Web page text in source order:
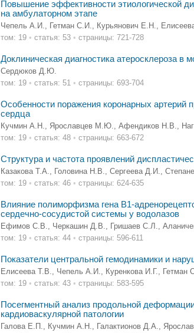
Повышение эффективности этиологической
на амбулаторном этапе
Чепель А.И., Гетман С.И., Курьянович Е.Н.,
том: 19 • статья: 53 • страницы: 721-728
Доклиническая диагностика атеросклероза в
Сердюков Д.Ю.
том: 19 • статья: 51 • страницы: 693-704
Особенности поражения коронарных артерий
сердца
Кучмин А.Н., Ярославцев М.Ю., Афендиков Н.В.,
том: 19 • статья: 48 • страницы: 663-672
Структура и частота проявлений
Казакова Т.А., Головина Н.В., Сергеева Д.И.,
том: 19 • статья: 46 • страницы: 624-635
Влияние полиморфизма гена В1-
сердечно-сосудистой системы у водолазов
Ефимов С.В., Черкашин Д.В., Гришаев С.Л.,
том: 19 • статья: 44 • страницы: 596-611
Показатели центральной гемодинамики и
Елисеева Т.В., Чепель А.И., Куренкова И.Г., Гетман
том: 19 • статья: 43 • страницы: 583-595
Посегментный анализ продольной
кардиоваскулярной патологии
Галова Е.П., Кучмин А.Н., Галактионов Д.А.,